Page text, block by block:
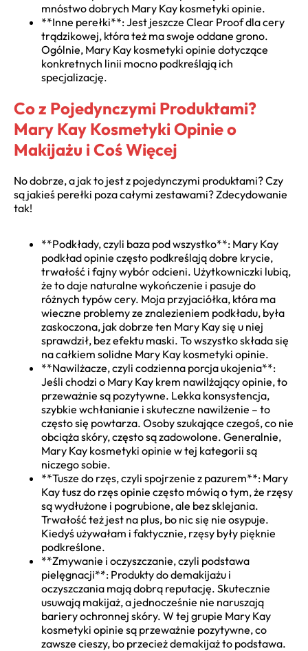
mnóstwo dobrych Mary Kay kosmetyki opinie.
**Inne perełki**: Jest jeszcze Clear Proof dla cery
trądzikowej, która też ma swoje oddane grono.
Ogólnie, Mary Kay kosmetyki opinie dotyczące
konkretnych linii mocno podkreślają ich
specjalizację.
Co z Pojedynczymi Produktami?
Mary Kay Kosmetyki Opinie o
Makijażu i Coś Więcej
No dobrze, a jak to jest z pojedynczymi produktami? Czy
są jakieś perełki poza całymi zestawami? Zdecydowanie
tak!
**Podkłady, czyli baza pod wszystko**: Mary Kay
podkład opinie często podkreślają dobre krycie,
trwałość i fajny wybór odcieni. Użytkowniczki lubią,
że to daje naturalne wykończenie i pasuje do
różnych typów cery. Moja przyjaciółka, która ma
wieczne problemy ze znalezieniem podkładu, była
zaskoczona, jak dobrze ten Mary Kay się u niej
sprawdził, bez efektu maski. To wszystko składa się
na całkiem solidne Mary Kay kosmetyki opinie.
**Nawilżacze, czyli codzienna porcja ukojenia**:
Jeśli chodzi o Mary Kay krem nawilżający opinie, to
przeważnie są pozytywne. Lekka konsystencja,
szybkie wchłanianie i skuteczne nawilżenie – to
często się powtarza. Osoby szukające czegoś, co nie
obciąża skóry, często są zadowolone. Generalnie,
Mary Kay kosmetyki opinie w tej kategorii są
niczego sobie.
**Tusze do rzęs, czyli spojrzenie z pazurem**: Mary
Kay tusz do rzęs opinie często mówią o tym, że rzęsy
są wydłużone i pogrubione, ale bez sklejania.
Trwałość też jest na plus, bo nic się nie osypuje.
Kiedyś używałam i faktycznie, rzęsy były pięknie
podkreślone.
**Zmywanie i oczyszczanie, czyli podstawa
pielęgnacji**: Produkty do demakijażu i
oczyszczania mają dobrą reputację. Skutecznie
usuwają makijaż, a jednocześnie nie naruszają
bariery ochronnej skóry. W tej grupie Mary Kay
kosmetyki opinie są przeważnie pozytywne, co
zawsze cieszy, bo przecież demakijaż to podstawa.